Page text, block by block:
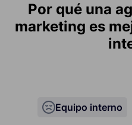
Por qué una
marketing es
Equipo interno